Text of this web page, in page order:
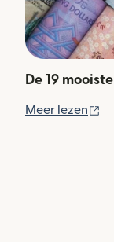
De 19
Meer lezen